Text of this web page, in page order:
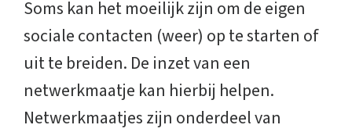
Soms kan het moeilijk zijn om de eigen
sociale contacten (weer) op te starten of
uit te breiden. De inzet van een
netwerkmaatje kan hierbij helpen.
Netwerkmaatjes zijn onderdeel van